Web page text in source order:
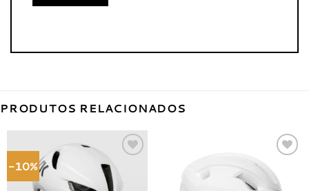
PRODUTOS RELACIONADOS
-10%
Adicionar
à lista de
desejos
Adicionar
à lista de
desejos